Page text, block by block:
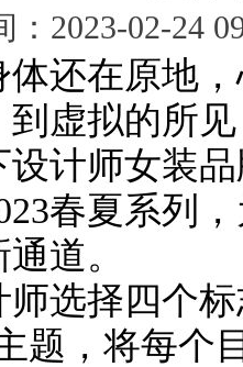
：2023-02-24
在原地，
到虚拟的所
计师女装
春夏系列
道。
择四个标
题，将每个